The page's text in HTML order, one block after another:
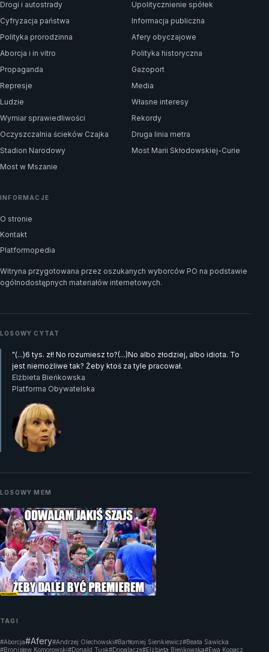
Drogi i autostrady
Upolitycznienie spółek
Cyfryzacja państwa
Informacja publiczna
Polityka prorodzinna
Afery obyczajowe
Aborcja i in vitro
Polityka historyczna
Propaganda
Gazoport
Represje
Media
Ludzie
Własne interesy
Wymiar sprawiedliwości
Rekordy
Oczyszczalnia ścieków Czajka
Druga linia metra
Stadion Narodowy
Most Marii Skłodowskiej-Curie
Most w Mszanie
INFORMACJE
O stronie
Kontakt
Platformopedia
Witryna przygotowana przez oszukanych wyborców PO na podstawie
ogólnodostępnych materiałów internetowych.
LOSOWY CYTAT
"(...)6 tys. zł! No rozumiesz to?(...)No albo złodziej, albo idiota. To
jest niemożliwe tak? Żeby ktoś za tyle pracował.
Elżbieta Bieńkowska
Platforma Obywatelska
LOSOWY MEM
TAGI
#Aborcja#Afery#Andrzej Olechowski#Bartłomiej Sienkiewicz#Beata Sawicka
#Bronisław Komorowski#Donald Tusk#Dopalacze#Elżbieta Bieńkowska#Ewa Kopacz